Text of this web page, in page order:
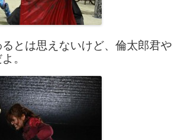
とは思えないけど、倫太郎君や
。